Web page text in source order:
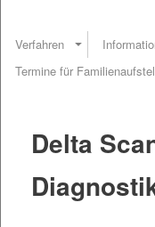
Verfahren
Termine für
Delta